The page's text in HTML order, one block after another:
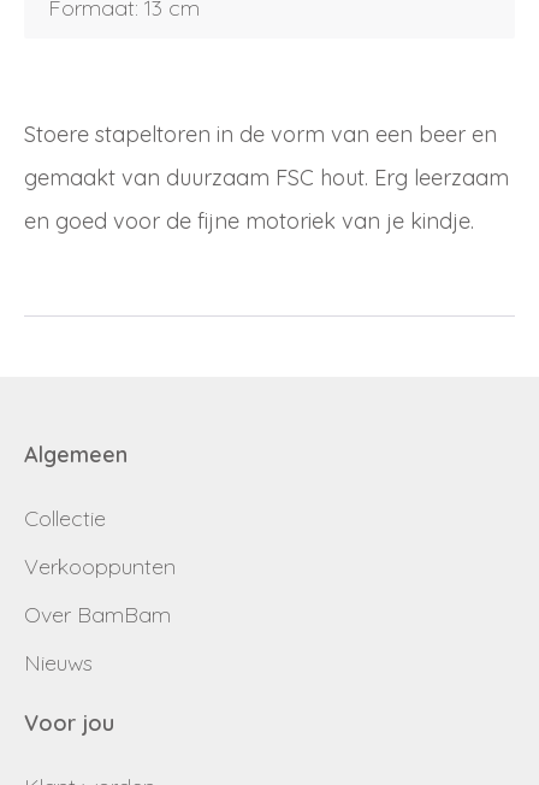
Wachtwoord
Bewaar gegevens
Terug naar inloggen
Formaat: 13 cm
Stoere stapeltoren in de vorm van een beer en
gemaakt van duurzaam FSC hout. Erg leerzaam
en goed voor de fijne motoriek van je kindje.
Algemeen
Collectie
Verkooppunten
Over BamBam
Nieuws
Voor jou